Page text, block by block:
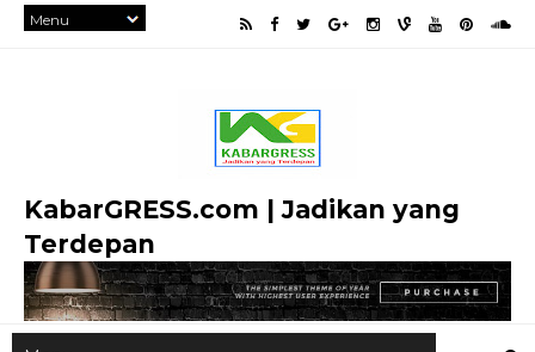
KabarGRESS.com | Jadikan yang
Terdepan